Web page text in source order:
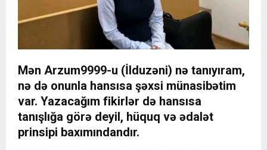
Mən Arzum9999-u (İlduzəni) nə tanıyıram,
nə də onunla hansısa şəxsi münasibətim
var. Yazacağım fikirlər də hansısa
tanışlığa görə deyil, hüquq və ədalət
prinsipi baxımındandır.